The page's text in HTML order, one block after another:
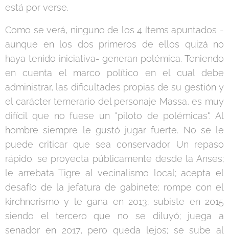
está por verse.
Como se verá, ninguno de los 4 ítems apuntados -
aunque en los dos primeros de ellos quizá no
haya tenido iniciativa- generan polémica. Teniendo
en cuenta el marco político en el cual debe
administrar, las dificultades propias de su gestión y
el carácter temerario del personaje Massa, es muy
difícil que no fuese un "piloto de polémicas". Al
hombre siempre le gustó jugar fuerte. No se le
puede criticar que sea conservador. Un repaso
rápido: se proyecta públicamente desde la Anses;
le arrebata Tigre al vecinalismo local; acepta el
desafío de la jefatura de gabinete; rompe con el
kirchnerismo y le gana en 2013; subiste en 2015
siendo el tercero que no se diluyó; juega a
senador en 2017, pero queda lejos; se sube al